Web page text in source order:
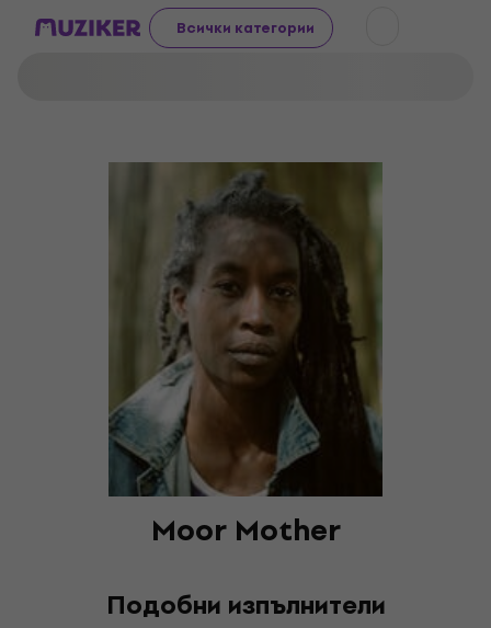
Всички категории
Moor Mother
Подобни изпълнители